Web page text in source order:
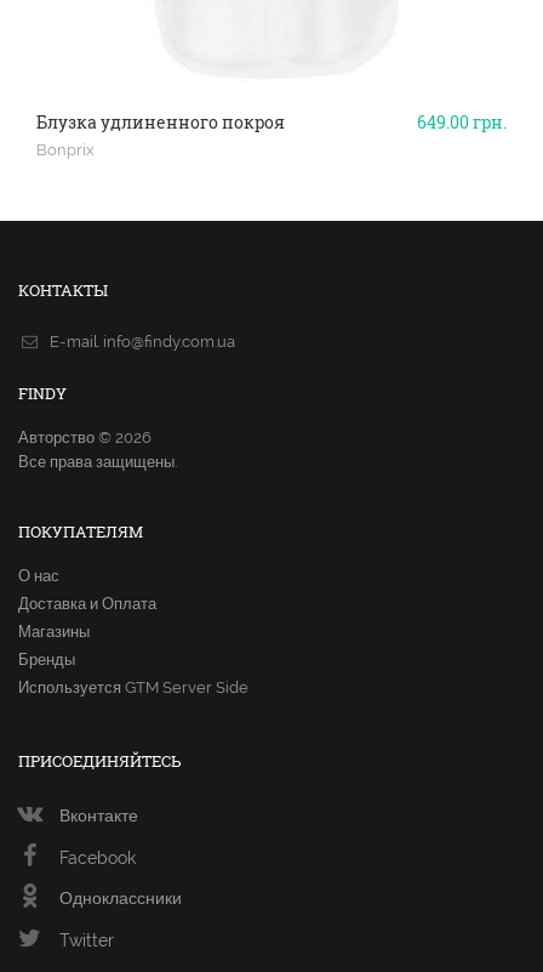
649.00грн.
Блузка удлиненного покроя
Bonprix
КОНТАКТЫ
E-mail. info@findy.com.ua
FINDY
Авторство © 2026
Все права защищены.
ПОКУПАТЕЛЯМ
О нас
Доставка и Оплата
Магазины
Бренды
Используется GTM Server Side
ПРИСОЕДИНЯЙТЕСЬ
Вконтакте
Facebook
Одноклассники
Twitter